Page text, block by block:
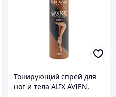
Тонирующий спрей для
ног и тела ALIX AVIEN,